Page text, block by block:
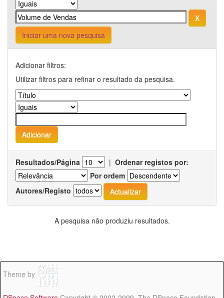
Iniciar uma nova pesquisa
Adicionar filtros:
Utilizar filtros para refinar o resultado da pesquisa.
Resultados/Página | Ordenar registos por:
Por ordem
Autores/Registo
A pesquisa não produziu resultados.
Theme by